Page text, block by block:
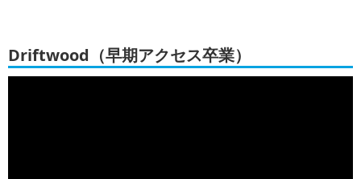
Driftwood（早期アクセス卒業）